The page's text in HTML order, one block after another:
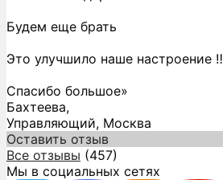
Будем еще брать
Это улучшило наше настроение ‼️
Спасибо большое»
Бахтеева,
Управляющий, Москва
Оставить отзыв
Все отзывы (457)
Мы в социальных сетях